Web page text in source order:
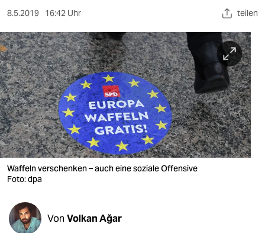
sport
berlin
nord
wahrheit
verlag
verlag
veranstaltungen
shop
8.5.2019 16:42 Uhr teilen
Waffeln verschenken – auch eine soziale Offensive
Foto: dpa
Von Volkan Ağar